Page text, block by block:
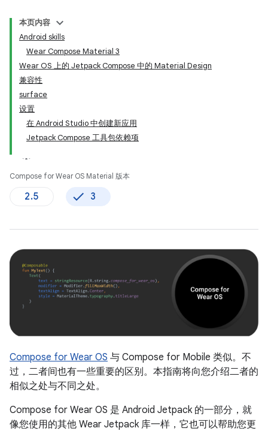
本页内容
Android skills
Wear Compose Material 3
Wear OS 上的 Jetpack Compose 中的 Material Design
兼容性
surface
设置
在 Android Studio 中创建新应用
Jetpack Compose 工具包依赖项
Compose for Wear OS Material 版本
2.5 3
Compose for Wear OS 与 Compose for Mobile 类似。不
过，二者间也有一些重要的区别。本指南将向您介绍二者的
相似之处与不同之处。
Compose for Wear OS 是 Android Jetpack 的一部分，就
像您使用的其他 Wear Jetpack 库一样，它也可以帮助您更